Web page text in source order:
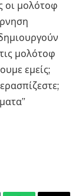
οι μολότοφ
μολότοφ
εμείς;